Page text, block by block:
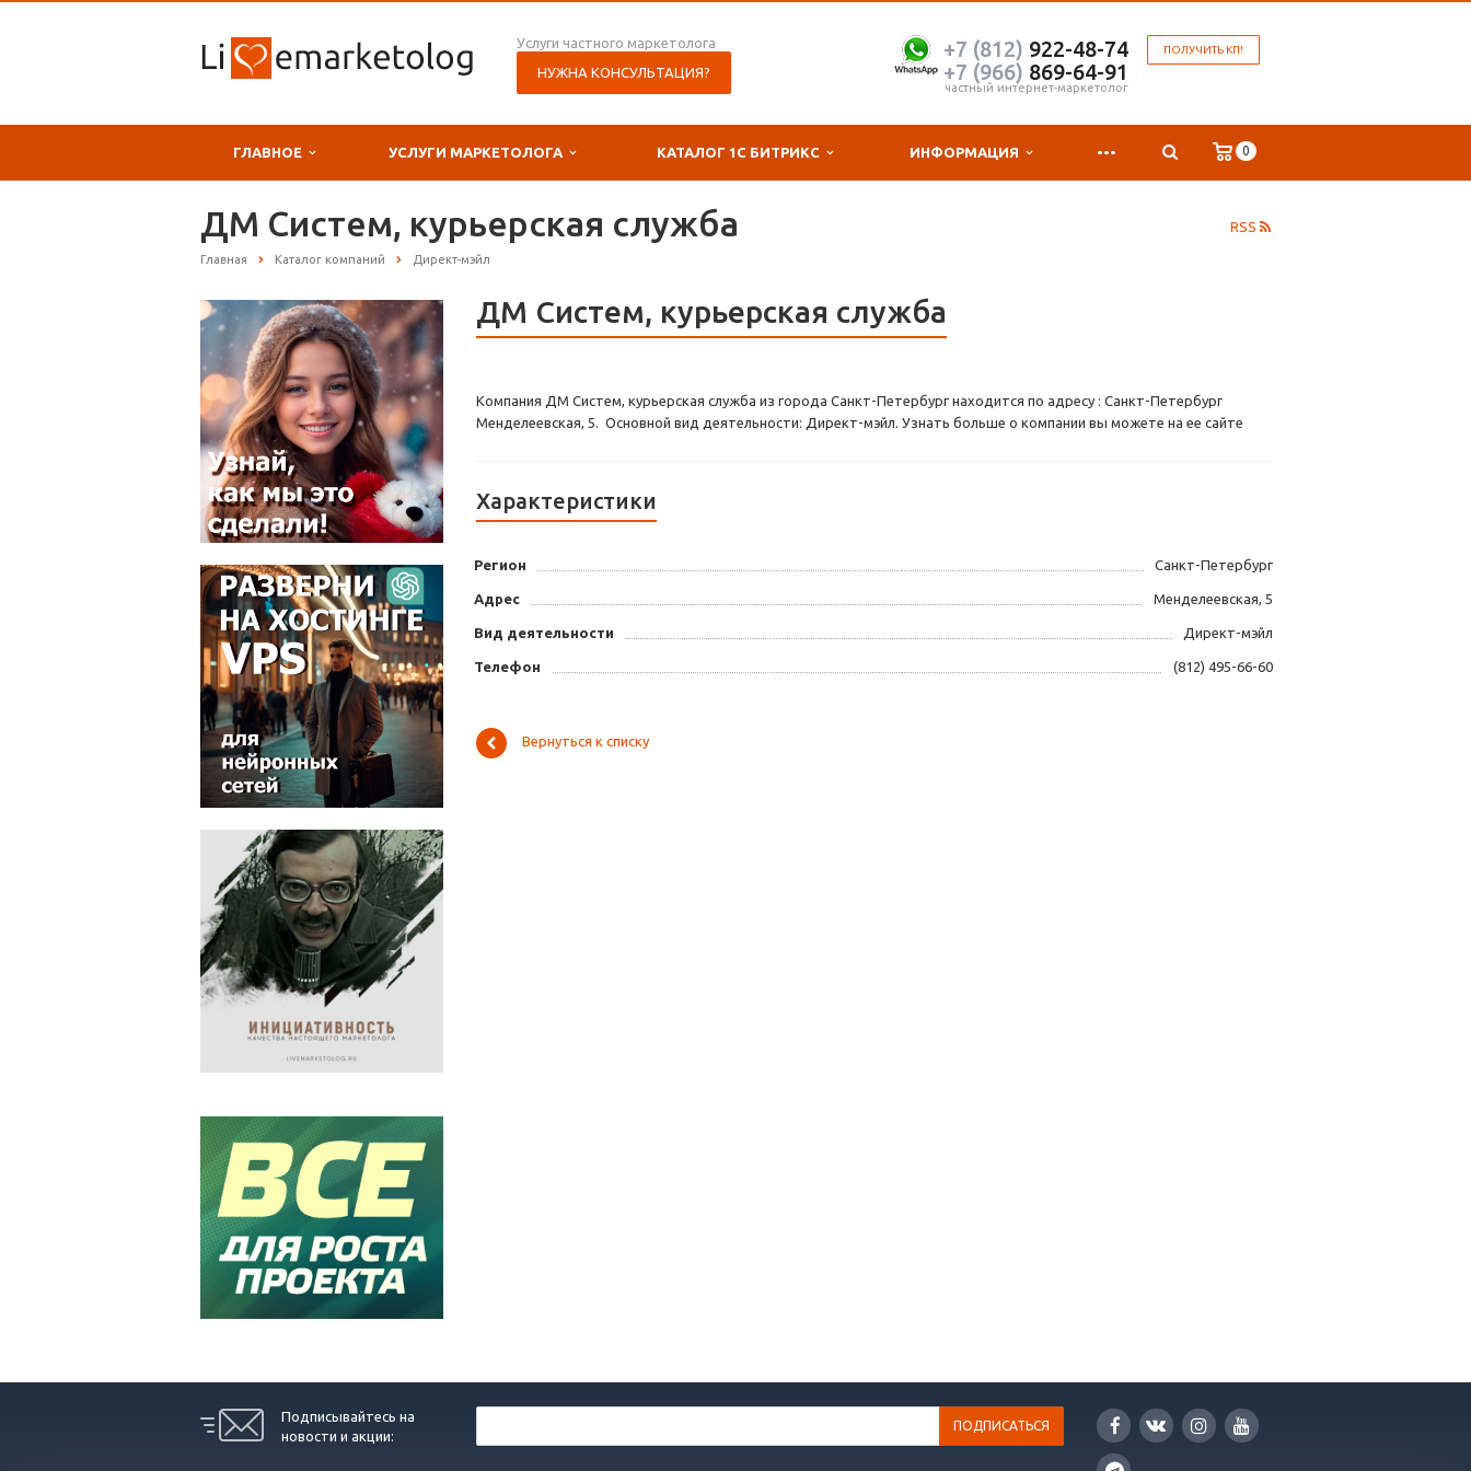
Услуги частного маркетолога
НУЖНА КОНСУЛЬТАЦИЯ?
ПОЛУЧИТЬ КП!
+7 (812) 922-48-74
+7 (966) 869-64-91
частный интернет-маркетолог
ГЛАВНОЕ УСЛУГИ МАРКЕТОЛОГА КАТАЛОГ 1С БИТРИКС ИНФОРМАЦИЯ ... 0
RSS
ДМ Систем, курьерская служба
Главная Каталог компаний Директ-мэйл
ДМ Систем, курьерская служба
Компания ДМ Систем, курьерская служба из города Санкт-Петербург находится по адресу : Санкт-Петербург
Менделеевская, 5. Основной вид деятельности: Директ-мэйл. Узнать больше о компании вы можете на ее сайте
Характеристики
Регион Санкт-Петербург
Адрес Менделеевская, 5
Вид деятельности Директ-мэйл
Телефон (812) 495-66-60
Вернуться к списку
Подписывайтесь на
новости и акции: